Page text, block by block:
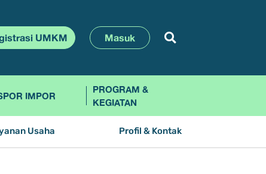
UMKM Masuk
IMPOR
PROGRAM &
KEGIATAN
Usaha Profil & Kontak